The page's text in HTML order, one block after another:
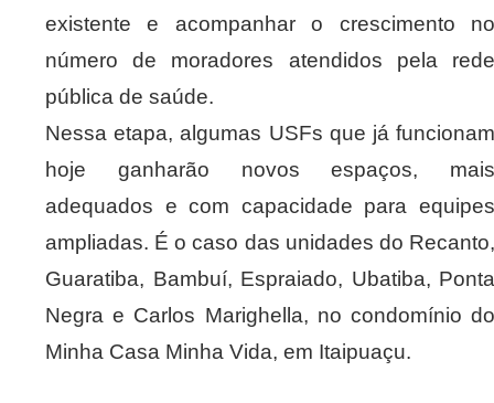
existente e acompanhar o crescimento no
número de moradores atendidos pela rede
pública de saúde.
Nessa etapa, algumas USFs que já funcionam
hoje ganharão novos espaços, mais
adequados e com capacidade para equipes
ampliadas. É o caso das unidades do Recanto,
Guaratiba, Bambuí, Espraiado, Ubatiba, Ponta
Negra e Carlos Marighella, no condomínio do
Minha Casa Minha Vida, em Itaipuaçu.